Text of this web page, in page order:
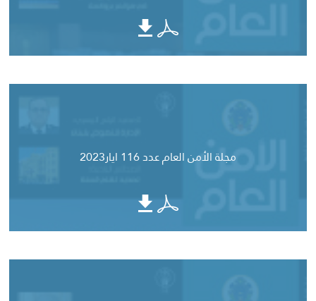
مجلة الأمن العام عدد 116 ايار2023